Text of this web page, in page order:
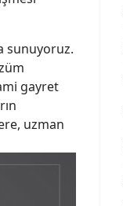
sunuyoruz.
gayret
uzman